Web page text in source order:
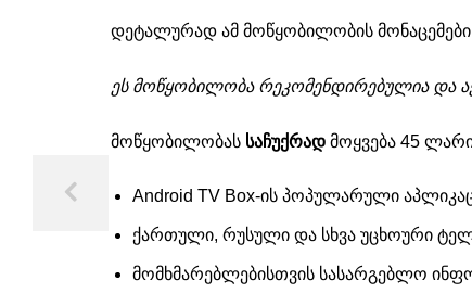
დეტალურად ამ მოწყობილობის
ეს მოწყობილობა რეკომენდირებულია და
მოწყობილობას საჩუქრად მოყვება 45
Android TV Box-ის პოპულარული
ქართული, რუსული და სხვა უცხოური
მომხმარებლებისთვის სასარგებლო